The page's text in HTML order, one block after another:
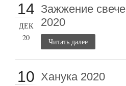
14
ДЕК
20
Зажжение
2020
Читать далее
10 Ханука 2020